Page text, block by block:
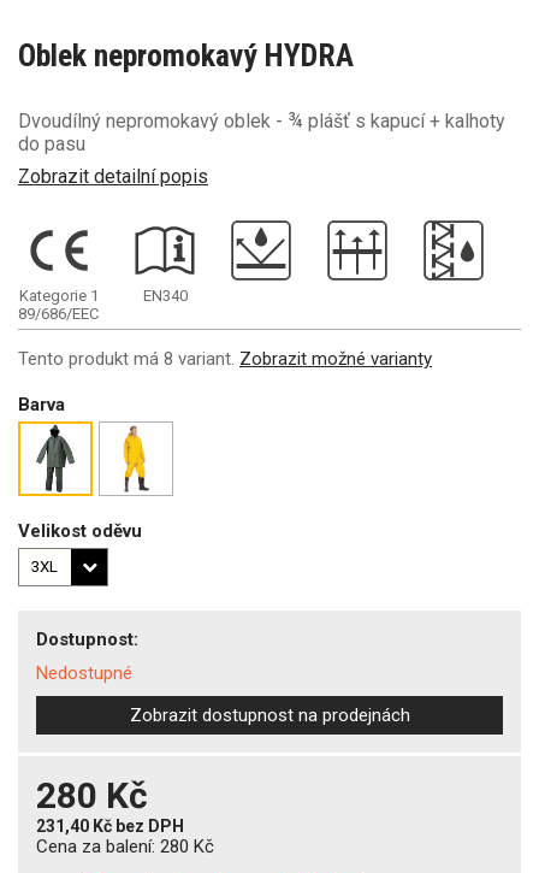
Oblek nepromokavý HYDRA
Dvoudílný nepromokavý oblek - ¾ plášť s kapucí + kalhoty
do pasu
Zobrazit detailní popis
Kategorie 1
89/686/EEC
EN340
Tento produkt má 8 variant. Zobrazit možné varianty
Barva
Velikost oděvu
Dostupnost:
Nedostupné
Zobrazit dostupnost na prodejnách
280 Kč
231,40 Kč bez DPH
Cena za balení: 280 Kč